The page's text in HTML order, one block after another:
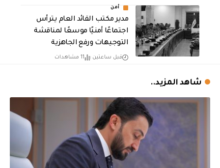
أمن
مدير مكتب القائد العام يترأس
اجتماعًا أمنيًا موسعًا لمناقشة
التوجيهات ورفع الجاهزية
قبل ساعتين 11 مشاهدات
شاهد المزيد..